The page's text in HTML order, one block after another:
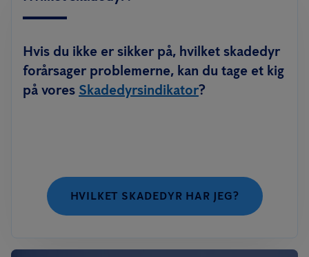
Hvis du ikke er sikker på, hvilket skadedyr
forårsager problemerne, kan du tage et kig
på vores Skadedyrsindikator?
HVILKET SKADEDYR HAR JEG?